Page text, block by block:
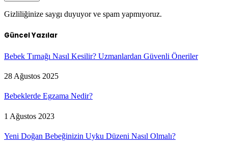
Gizliliğinize saygı duyuyor ve spam yapmıyoruz.
Güncel Yazılar
Bebek Tırnağı Nasıl Kesilir? Uzmanlardan Güvenli Öneriler
28 Ağustos 2025
Bebeklerde Egzama Nedir?
1 Ağustos 2023
Yeni Doğan Bebeğinizin Uyku Düzeni Nasıl Olmalı?